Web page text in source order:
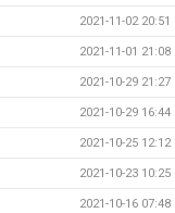
2021-11-02 20:51
2021-11-01 21:08
2021-10-29 21:27
2021-10-29 16:44
2021-10-25 12:12
2021-10-23 10:25
2021-10-16 07:48